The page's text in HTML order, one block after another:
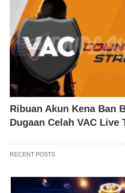
Ribuan Akun Kena Ban
Dugaan Celah VAC Live
RECENT POSTS